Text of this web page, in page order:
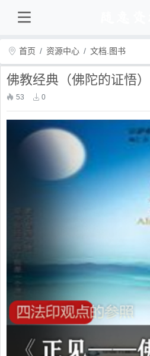
首页 资源中心 文档.图书
佛教经典（佛陀的证悟
53 0